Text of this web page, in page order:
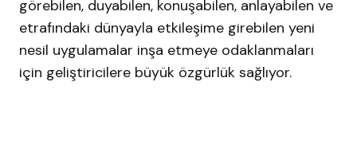
görebilen, duyabilen, konuşabilen, anlayabilen ve
etrafındaki dünyayla etkileşime girebilen yeni
nesil uygulamalar inşa etmeye odaklanmaları
için geliştiricilere büyük özgürlük sağlıyor.